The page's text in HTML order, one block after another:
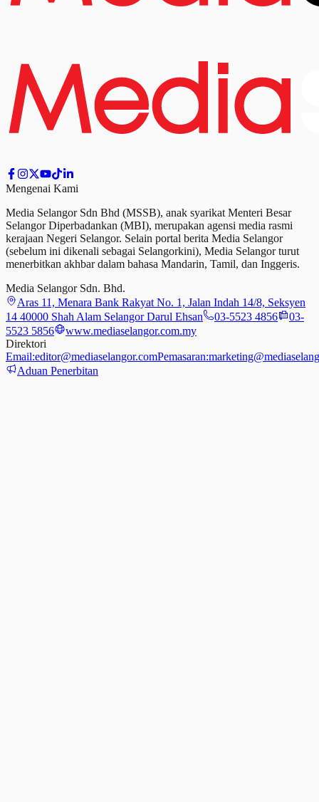
Mengenai Kami
Media Selangor Sdn Bhd (MSSB), anak syarikat Menteri Besar
Selangor Diperbadankan (MBI), merupakan agensi media rasmi
kerajaan Negeri Selangor. Selain portal berita Media Selangor
(sebelum ini dikenali sebagai Selangorkini), Media Selangor turut
menerbitkan akhbar dalam bahasa Mandarin, Tamil, dan Inggeris.
Media Selangor Sdn. Bhd.
Aras 11, Menara Bank Rakyat No. 1, Jalan Indah 14/8, Seksyen
14 40000 Shah Alam Selangor Darul Ehsan
03-5523 4856
03-
5523 5856
www.mediaselangor.com.my
Direktori
Email:editor@mediaselangor.comPemasaran:
Aduan Penerbitan